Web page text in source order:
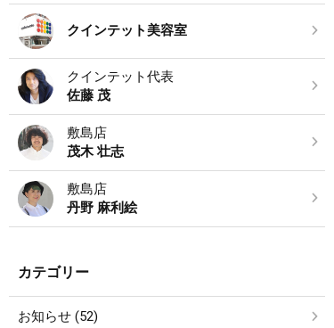
クインテット美容室
クインテット代表
佐藤 茂
敷島店
茂木 壮志
敷島店
丹野 麻利絵
カテゴリー
お知らせ (52)